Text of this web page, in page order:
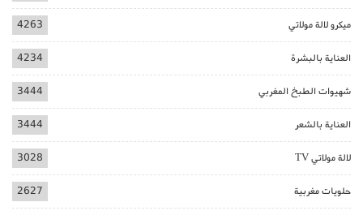
ميكرو لالة مولاتي 4263
العناية بالبشرة 4234
شهيوات الطبخ المغربي 3444
العناية بالشعر 3444
لالة مولاتي TV 3028
حلويات مغربية 2627